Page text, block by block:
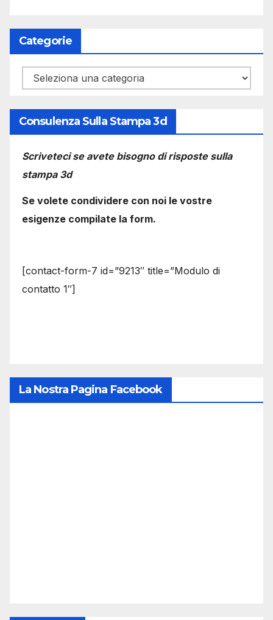
Categorie
Categorie
Consulenza Sulla Stampa 3d
Scriveteci se avete bisogno di risposte sulla
stampa 3d
Se volete condividere con noi le vostre
esigenze compilate la form.
[contact-form-7 id=”9213″ title=”Modulo di
contatto 1″]
La Nostra Pagina Facebook